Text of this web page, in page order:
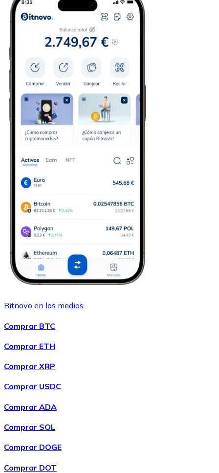
Bitnovo en los medios
Comprar BTC
Comprar ETH
Comprar XRP
Comprar USDC
Comprar ADA
Comprar SOL
Comprar DOGE
Comprar DOT